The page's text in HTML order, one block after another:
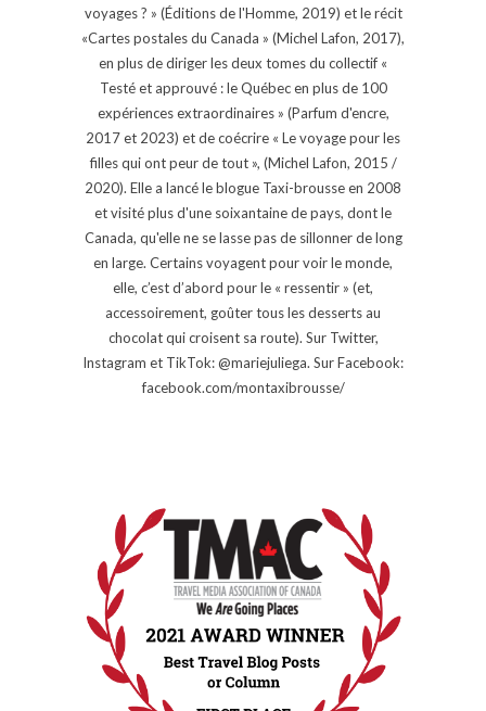
voyages ? » (Éditions de l'Homme, 2019) et le récit
«Cartes postales du Canada » (Michel Lafon, 2017),
en plus de diriger les deux tomes du collectif «
Testé et approuvé : le Québec en plus de 100
expériences extraordinaires » (Parfum d'encre,
2017 et 2023) et de coécrire « Le voyage pour les
filles qui ont peur de tout », (Michel Lafon, 2015 /
2020). Elle a lancé le blogue Taxi-brousse en 2008
et visité plus d'une soixantaine de pays, dont le
Canada, qu'elle ne se lasse pas de sillonner de long
en large. Certains voyagent pour voir le monde,
elle, c’est d’abord pour le « ressentir » (et,
accessoirement, goûter tous les desserts au
chocolat qui croisent sa route). Sur Twitter,
Instagram et TikTok: @mariejuliega. Sur Facebook:
facebook.com/montaxibrousse/